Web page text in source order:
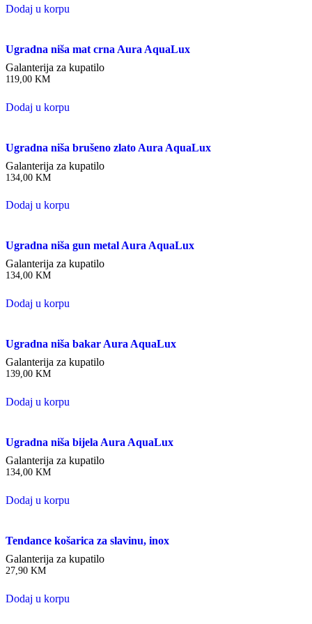
Dodaj u korpu
Ugradna niša mat crna Aura AquaLux
Galanterija za kupatilo
119,00 KM
Dodaj u korpu
Ugradna niša brušeno zlato Aura AquaLux
Galanterija za kupatilo
134,00 KM
Dodaj u korpu
Ugradna niša gun metal Aura AquaLux
Galanterija za kupatilo
134,00 KM
Dodaj u korpu
Ugradna niša bakar Aura AquaLux
Galanterija za kupatilo
139,00 KM
Dodaj u korpu
Ugradna niša bijela Aura AquaLux
Galanterija za kupatilo
134,00 KM
Dodaj u korpu
Tendance košarica za slavinu, inox
Galanterija za kupatilo
27,90 KM
Dodaj u korpu